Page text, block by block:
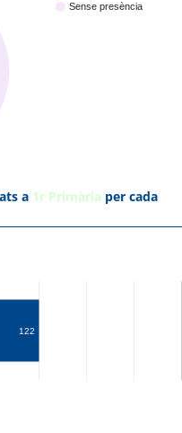
Sense presència
a 1r Primària per cada
122